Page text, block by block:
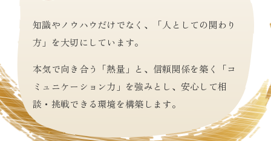
知識やノウハウだけでなく、「人としての関わり
方」を大切にしています。
本気で向き合う「熱量」と、信頼関係を築く「コ
ミュニケーション力」を強みとし、安心して相
談・挑戦できる環境を構築します。